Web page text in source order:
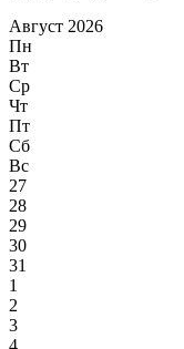
Август 2026
Пн
Вт
Ср
Чт
Пт
Сб
Вс
27
28
29
30
31
1
2
3